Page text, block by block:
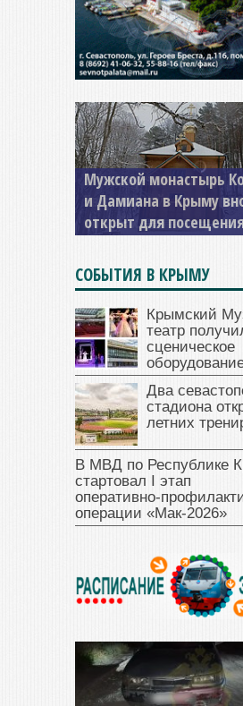
Мужской монастырь
и Дамиана в Крыму
открыт для
СОБЫТИЯ В КРЫМУ
Крымский
театр
сценическое
Два
стадиона
летних
В МВД по Республике
стартовал I этап
операции «Мак‑2026»